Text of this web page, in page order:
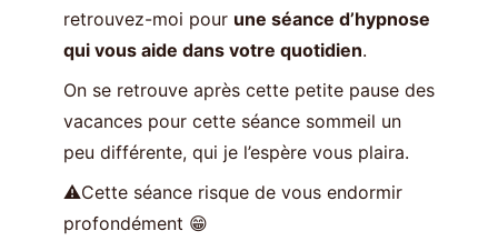
retrouvez-moi pour une séance d’hypnose
qui vous aide dans votre quotidien.
On se retrouve après cette petite pause des
vacances pour cette séance sommeil un
peu différente, qui je l’espère vous plaira.
⚠️Cette séance risque de vous endormir
profondément 😁